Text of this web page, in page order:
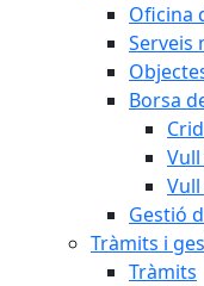
Oficina
Serveis
Borsa
Gestió
Tràmits i
Tràmits